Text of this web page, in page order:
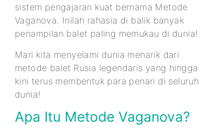
sistem pengajaran kuat bernama Metode
Vaganova. Inilah rahasia di balik banyak
penampilan balet paling memukau di dunia!
Mari kita menyelami dunia menarik dari
metode balet Rusia legendaris yang hingga
kini terus membentuk para penari di seluruh
dunia!
Apa Itu Metode Vaganova?